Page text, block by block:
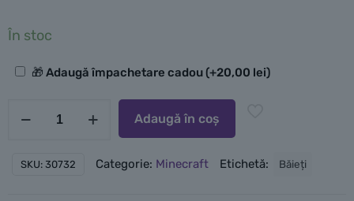
În stoc
Opțiuni🎁 Adaugă împachetare cadou(+20,00 lei)
Adaugă în coș
SKU: 30732 Categorie: Minecraft Etichetă: Băieți